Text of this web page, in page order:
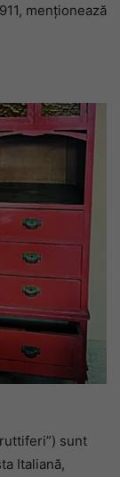
menționează
sunt
Italiană,